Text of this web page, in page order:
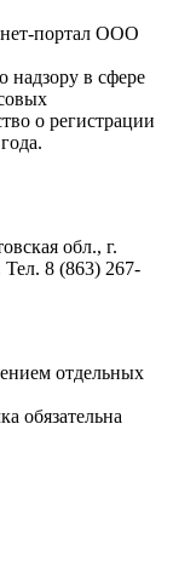
портал ООО
надзору в сфере
о регистрации
обл., г.
8 (863) 267-
отдельных
обязательна